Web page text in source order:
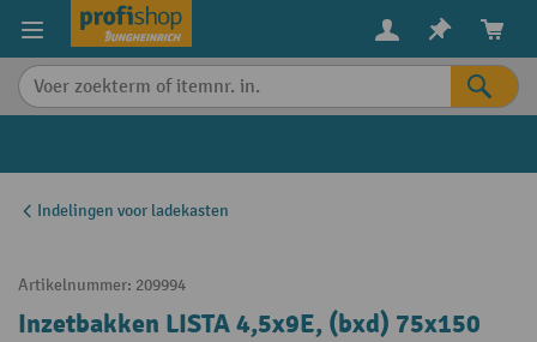
content
Indelingen voor ladekasten
Artikelnummer: 209994
Inzetbakken LISTA 4,5x9E, (bxd) 75x150